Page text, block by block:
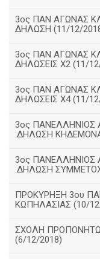
3ος ΠΑΝ ΑΓΩΝΑΣ
ΔΗΛΩΣΗ (11/12/
3ος ΠΑΝ ΑΓΩΝΑΣ
ΔΗΛΩΣΕΙΣ Χ2 (11/
3ος ΠΑΝ ΑΓΩΝΑΣ
ΔΗΛΩΣΕΙΣ Χ4 (11/
3ος ΠΑΝΕΛΛΗΝΙΟΣ
:ΔΗΛΩΣΗ
3ος ΠΑΝΕΛΛΗΝΙΟΣ
:ΔΗΛΩΣΗ
ΠΡΟΚΥΡΗΞΗ 3ου
ΚΩΠΗΛΑΣΙΑΣ (10/
ΣΧΟΛΗ
(6/12/2018)